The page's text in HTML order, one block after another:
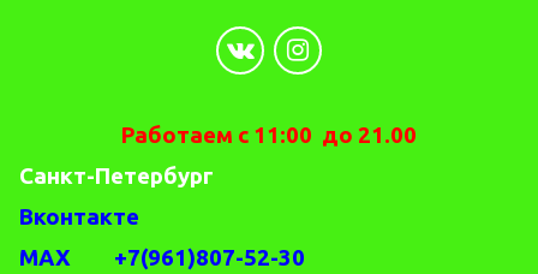
Работаем с 11:00 до 21.00
Санкт-Петербург
Вконтакте
MAX +7(961)807-52-30